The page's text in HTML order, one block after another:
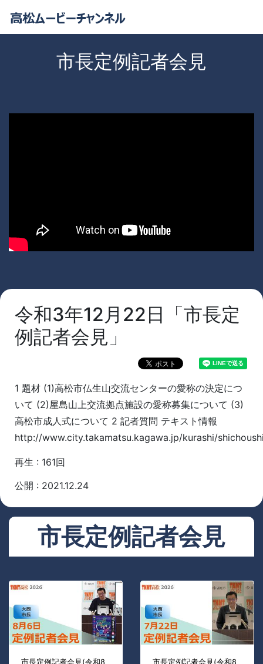
市長定例記者会見
令和3年12月22日「市長定
例記者会見」
1 題材 (1)高松市仏生山交流センターの愛称の決定につ
いて (2)屋島山上交流拠点施設の愛称募集について (3)
高松市成人式について 2 記者質問 テキスト情報
http://www.city.takamatsu.kagawa.jp/kurashi/
再生 : 161回
公開 : 2021.12.24
市長定例記者会見
市長定例記者会見(令和8
市長定例記者会見(令和8